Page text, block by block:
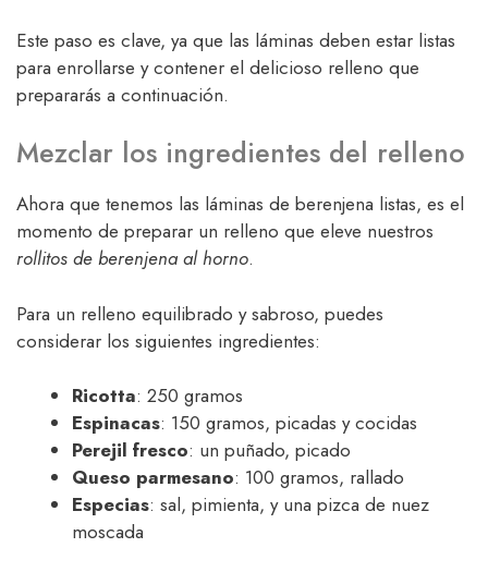
Este paso es clave, ya que las láminas deben estar listas
para enrollarse y contener el delicioso relleno que
prepararás a continuación.
Mezclar los ingredientes del relleno
Ahora que tenemos las láminas de berenjena listas, es el
momento de preparar un relleno que eleve nuestros
rollitos de berenjena al horno.
Para un relleno equilibrado y sabroso, puedes
considerar los siguientes ingredientes:
Ricotta: 250 gramos
Espinacas: 150 gramos, picadas y cocidas
Perejil fresco: un puñado, picado
Queso parmesano: 100 gramos, rallado
Especias: sal, pimienta, y una pizca de nuez
moscada